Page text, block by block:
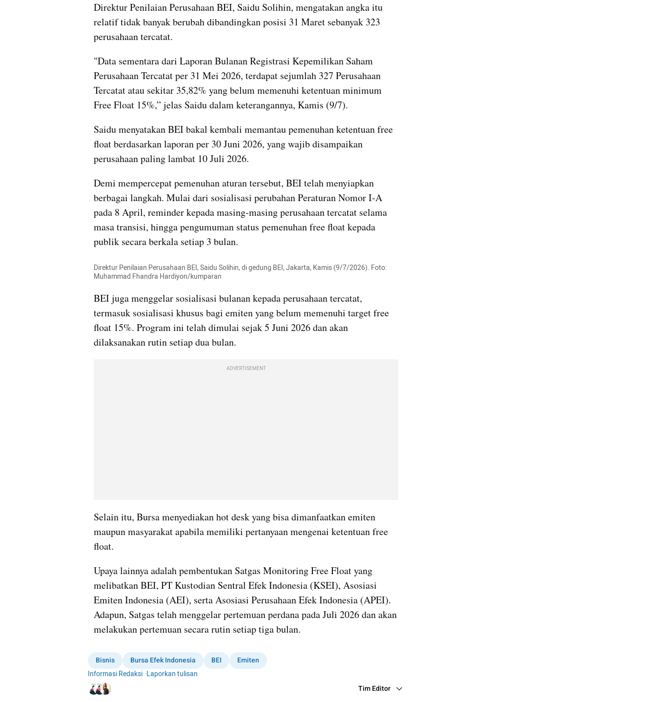
Direktur Penilaian Perusahaan BEI, Saidu Solihin, mengatakan angka itu
relatif tidak banyak berubah dibandingkan posisi 31 Maret sebanyak 323
perusahaan tercatat.
"Data sementara dari Laporan Bulanan Registrasi Kepemilikan Saham
Perusahaan Tercatat per 31 Mei 2026, terdapat sejumlah 327 Perusahaan
Tercatat atau sekitar 35,82% yang belum memenuhi ketentuan minimum
Free Float 15%,” jelas Saidu dalam keterangannya, Kamis (9/7).
Saidu menyatakan BEI bakal kembali memantau pemenuhan ketentuan free
float berdasarkan laporan per 30 Juni 2026, yang wajib disampaikan
perusahaan paling lambat 10 Juli 2026.
Demi mempercepat pemenuhan aturan tersebut, BEI telah menyiapkan
berbagai langkah. Mulai dari sosialisasi perubahan Peraturan Nomor I-A
pada 8 April, reminder kepada masing-masing perusahaan tercatat selama
masa transisi, hingga pengumuman status pemenuhan free float kepada
publik secara berkala setiap 3 bulan.
Direktur Penilaian Perusahaan BEI, Saidu Solihin, di gedung BEI, Jakarta, Kamis (9/7/2026). Foto:
Muhammad Fhandra Hardiyon/kumparan
BEI juga menggelar sosialisasi bulanan kepada perusahaan tercatat,
termasuk sosialisasi khusus bagi emiten yang belum memenuhi target free
float 15%. Program ini telah dimulai sejak 5 Juni 2026 dan akan
dilaksanakan rutin setiap dua bulan.
ADVERTISEMENT
Selain itu, Bursa menyediakan hot desk yang bisa dimanfaatkan emiten
maupun masyarakat apabila memiliki pertanyaan mengenai ketentuan free
float.
Upaya lainnya adalah pembentukan Satgas Monitoring Free Float yang
melibatkan BEI, PT Kustodian Sentral Efek Indonesia (KSEI), Asosiasi
Emiten Indonesia (AEI), serta Asosiasi Perusahaan Efek Indonesia (APEI).
Adapun, Satgas telah menggelar pertemuan perdana pada Juli 2026 dan akan
melakukan pertemuan secara rutin setiap tiga bulan.
Bisnis Bursa Efek Indonesia BEI
Emiten
Informasi Redaksi ·Laporkan tulisan
Tim Editor